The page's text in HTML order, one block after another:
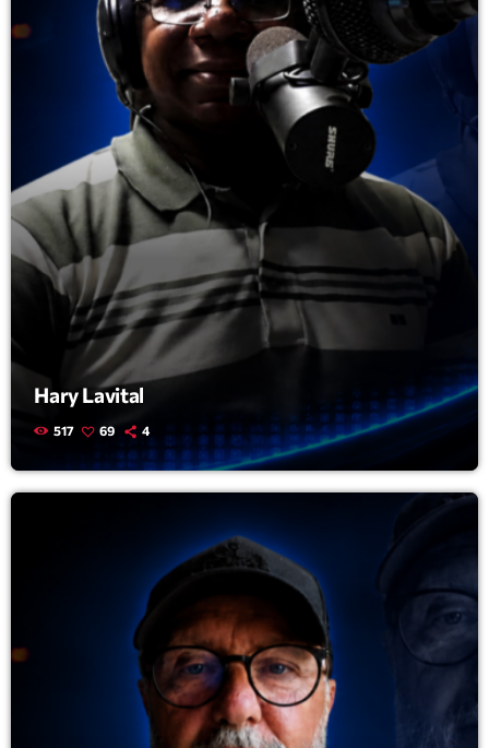
Interviews
Local
Music
Music Industry
News CRL
Politics
HOT TRACKS
Hary Lavital
517 69 4